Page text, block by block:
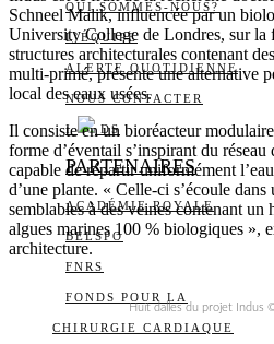
QUI SOMMES-NOUS?
L’ÉQUIPE
ALERTE QUOTIDIENNE
NOUS CONTACTER
I DS
PARTENAIRES
ACADÉMIE ROYALE
BELSPO
FNRS
FONDS POUR LA
CHIRURGIE CARDIAQUE
Schneel Malik, influencée par un
University College de Londres, sur la
structures architecturales contenant
multi-primé, présente une alternative
local des eaux usées.
Il consiste en un bioréacteur
forme d’éventail s’inspirant du
capable de répartir uniformément
d’une plante. « Celle-ci s’écoule dans
semblables à des veines contenant un
algues marines 100 % biologiques »,
architecture.
Huit dalles du projet Indus